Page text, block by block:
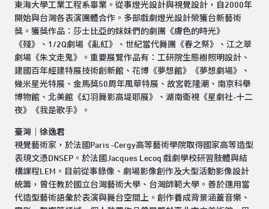
東海大學工業工程系畢業。從事燈光設計與視覺設計，自2000年
開始與台灣各表演團體合作。多部戲劇燈光設計榮獲台新藝術
獎。獲獎作品：莎士比亞的妹妹們的劇團《膚色的時光》
《殘》、1/2Q劇場《亂紅》、世紀當代舞團《春之祭》、江之翠
劇場《朱文走鬼》。重要展覽作品有：工研院生態樹照明設計、
建國百年經建特展技術創新館、花博《夢想館》《夢想劇場》、
幾米星光特展、金馬獎50周年風華特展、故宮乾隆潮、南京科舉
博物館、北美館《幻羽舞影高堤耶展》、湖南衛視《星劇社-十二
夜》《我是歌手》。
臺灣｜徐逸君
視覺藝術家，於法國Paris -Cergy高等藝術學院取得國家高等造型
表現文憑DNSEP。於法國Jacques Lecoq 戲劇學校研習肢體與結
構課程LEM。目前從事錄像、劇場影像創作及大型活動影像設計
統籌，曾任教於國立台灣藝術大學、台灣師範大學。善於運用當
代造型藝術語彙於表演與舞台空間上。創作養成背景涵蓋音樂、